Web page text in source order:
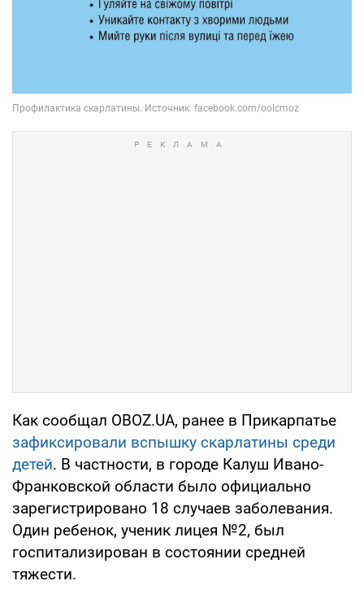
Как сообщал OBOZ.UA, ранее в Прикарпатье
зафиксировали вспышку скарлатины среди
детей. В частности, в городе Калуш Ивано-
Франковской области было официально
зарегистрировано 18 случаев заболевания.
Один ребенок, ученик лицея №2, был
госпитализирован в состоянии средней
тяжести.